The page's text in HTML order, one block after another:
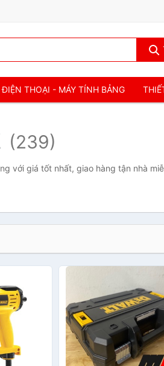
ĐIỆN THOẠI - MÁY TÍNH BẢNG
(239)
với giá tốt nhất, giao hàng tận nhà